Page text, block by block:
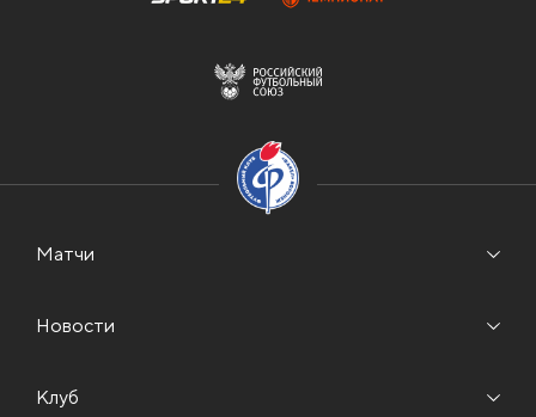
Матчи
Новости
Клуб